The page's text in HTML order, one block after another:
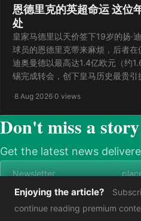
恩德里克的英超命运 这位
处
皇家马德里以天价签下19岁的扬·
球员的恩德里克带来麻烦，后者在
迪奥曼德以最高达1.4亿欧元（约
锡完成转会，创下皇马历史最贵引
·8 Aug 2026·0 views
Don't miss a story
Get the latest news
Subscribe
Enjoying the article?
continue reading premium